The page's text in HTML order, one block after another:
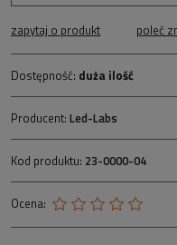
zapytaj o produkt poleć
Dostępność: duża ilość
Producent: Led-Labs
Kod produktu: 23-0000-04
Ocena: